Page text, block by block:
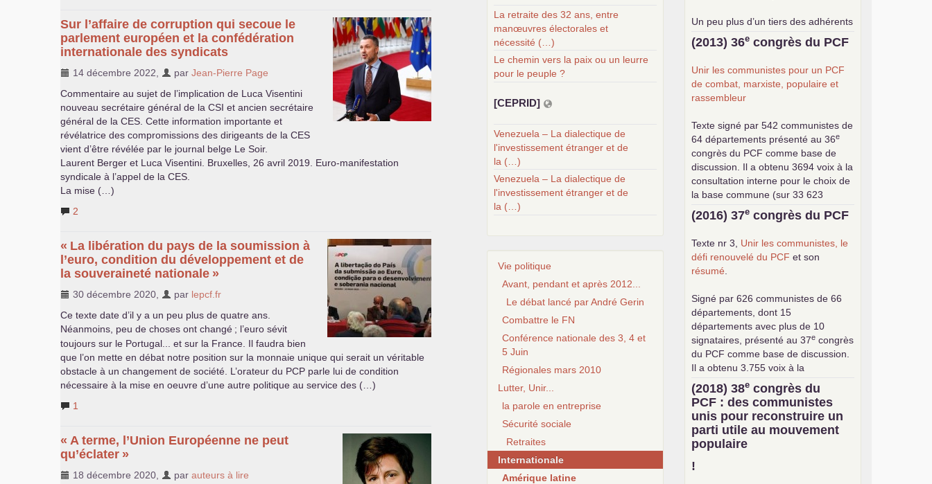
Sur l’affaire de corruption qui secoue le
parlement européen et la confédération
internationale des syndicats
14 décembre 2022 par Jean-Pierre Page
Commentaire au sujet de l’implication de Luca Visentini
nouveau secrétaire général de la CSI et ancien secrétaire
général de la CES . Cette information importante et
révélatrice des compromissions des dirigeants de la CES
vient d’être révélée par le journal belge Le Soir.
Laurent Berger et Luca Visentini. Bruxelles, 26 avril 2019. Euro-manifestation
syndicale à l’appel de la CES
La mise (…)
2
« La libération du pays de la soumission à
l’euro, condition du développement et de
la souveraineté nationale »
30 décembre 2020 par lepcf.fr
Ce texte date d’il y a un peu plus de quatre ans.
Néanmoins, peu de choses ont changé ; l’euro sévit
toujours sur le Portugal... et sur la France. Il faudra bien
que l’on mette en débat notre position sur la monnaie unique qui serait un véritable
obstacle à un changement de société. L’orateur du PCP parle lui de condition
nécessaire à la mise en oeuvre d’une autre politique au service des (…)
1
« A terme, l’Union Européenne ne peut
qu’éclater »
18 décembre 2020 par auteurs à lire
La retraite des 32 ans, entre
manœuvres électorales et
nécessité (…)
Le chemin vers la paix ou un leurre
pour le peuple ?
[CEPRID]
Venezuela – La dialectique de
l'investissement étranger et de
la (…)
Venezuela – La dialectique de
l'investissement étranger et de
la (…)
Vie politique
Avant, pendant et après 2012...
Le débat lancé par André Gerin
Combattre le FN
Conférence nationale des 3, 4 et
5 Juin
Régionales mars 2010
Lutter, Unir...
la parole en entreprise
Sécurité sociale
Retraites
Internationale
Amérique latine
Un peu plus d’un tiers des adhérents
a participé à cette consultation, soit
une participation en hausse par
un contexte de baisse des cotisants.
... lire la suite
(2013) 36e congrès du PCF
Unir les communistes pour un PCF
de combat, marxiste, populaire et
rassembleur
Texte signé par 542 communistes de
64 départements présenté au 36e
congrès du PCF comme base de
discussion. Il a obtenu 3694 voix à la
consultation interne pour le choix de
la base commune (sur 33 623
exprimés) .
(2016) 37e congrès du PCF
Texte nr 3, Unir les communistes, le
défi renouvelé du PCF et son
résumé
Signé par 626 communistes de 66
départements, dont 15
départements avec plus de 10
signataires, présenté au 37e congrès
du PCF comme base de discussion.
Il a obtenu 3.755 voix à la
consultation interne pour le choix de
la base commune (sur 24.376
exprimés).
(2018) 38e congrès du
PCF : des communistes
unis pour reconstruire un
parti utile au mouvement
populaire
!